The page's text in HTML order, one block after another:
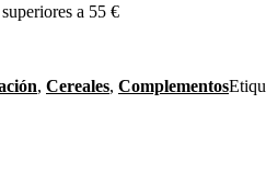
a 55 €
, Cereales, Complementos